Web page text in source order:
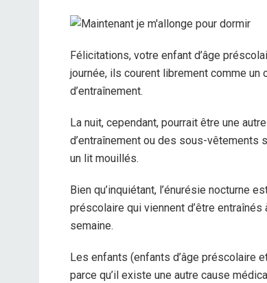
Félicitations, votre enfant d’âge
journée, ils courent librement comme
d’entraînement.
La nuit, cependant, pourrait être une
d’entraînement ou des sous-vêtements
un lit mouillés.
Bien qu’inquiétant, l’énurésie nocturne
préscolaire qui viennent d’être
semaine.
Les enfants (enfants d’âge préscolaire
parce qu’il existe une autre cause